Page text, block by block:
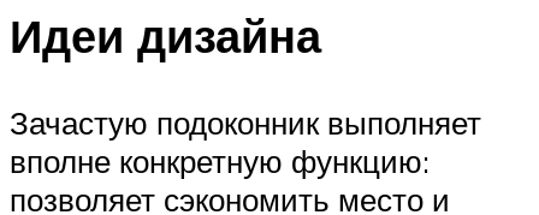
Идеи дизайна
Зачастую подоконник выполняет
вполне конкретную функцию:
позволяет сэкономить место и